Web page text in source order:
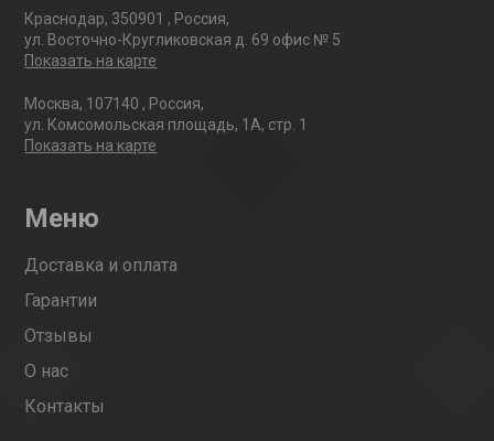
Краснодар, 350901 , Россия,
ул. Восточно-Кругликовская д. 69 офис № 5
Показать на карте
Москва, 107140 , Россия,
ул. Комсомольская площадь, 1А, стр. 1
Показать на карте
Меню
Доставка и оплата
Гарантии
Отзывы
О нас
Контакты